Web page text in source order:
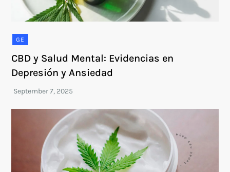
GE
CBD y Salud Mental: Evidencias en
Depresión y Ansiedad